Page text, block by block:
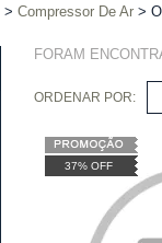
Compressor De Ar
FORAM
ORDENAR POR:
37% OFF